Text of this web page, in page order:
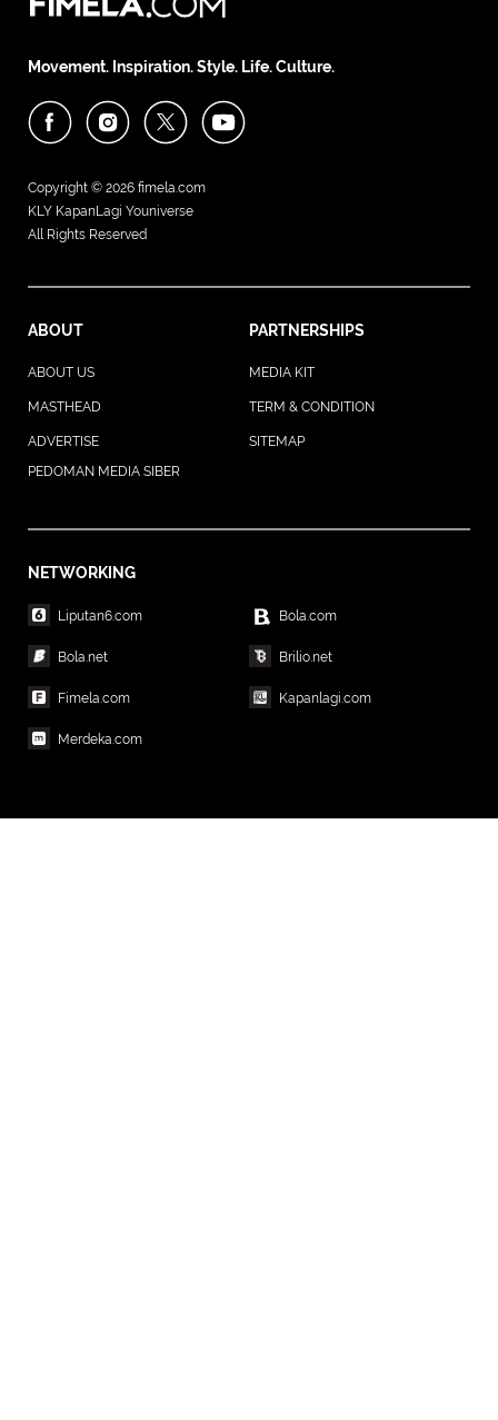
Movement. Inspiration. Style. Life. Culture.
Copyright © 2026 fimela.com
KLY KapanLagi Youniverse
All Rights Reserved
ABOUT PARTNERSHIPS
ABOUT US MEDIA KIT
MASTHEAD TERM & CONDITION
ADVERTISE
SITEMAP
PEDOMAN MEDIA SIBER
NETWORKING
Liputan6.com Bola.com
Bola.net Brilio.net
Fimela.com Kapanlagi.com
Merdeka.com